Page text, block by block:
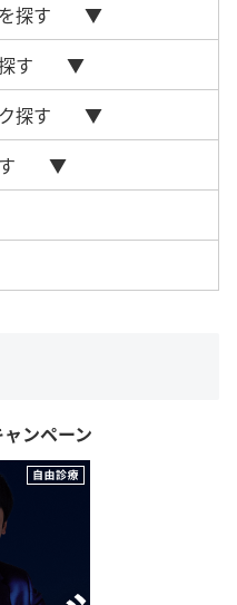
探す
す
探す
ンペーン